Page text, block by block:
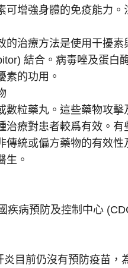
可增強身體的免疫能力
的治療方法是使用干擾
結合。病毒唑及蛋白
素的功用。
數粒藥丸。這些藥物攻
治療對患者較爲有效。
傳統或偏方藥物的有效
生。
疾病預防及控制中心
目前仍沒有預防疫苗